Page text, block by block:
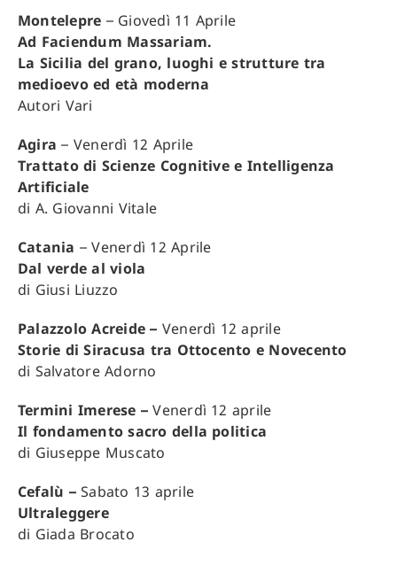
Montelepre – Giovedì 11 Aprile
Ad Faciendum Massariam.
La Sicilia del grano, luoghi e strutture tra
medioevo ed età moderna
Autori Vari
Agira – Venerdì 12 Aprile
Trattato di Scienze Cognitive e Intelligenza
Artificiale
di A. Giovanni Vitale
Catania – Venerdì 12 Aprile
Dal verde al viola
di Giusi Liuzzo
Palazzolo Acreide – Venerdì 12 aprile
Storie di Siracusa tra Ottocento e Novecento
di Salvatore Adorno
Termini Imerese –Venerdì 12 aprile
Il fondamento sacro della politica
di Giuseppe Muscato
Cefalù –Sabato 13 aprile
Ultraleggere
di Giada Brocato